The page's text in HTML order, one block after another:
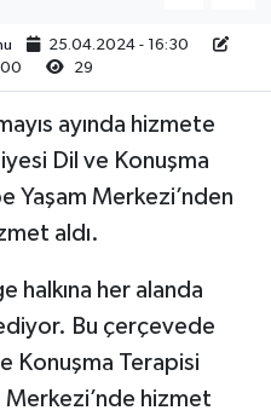
25.04.2024 - 16:30
29
ayında hizmete
Dil ve Konuşma
Yaşam Merkezi’nden
aldı.
halkına her alanda
Bu çerçevede
Konuşma Terapisi
hizmet